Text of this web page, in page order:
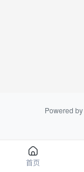
Powered by
首页